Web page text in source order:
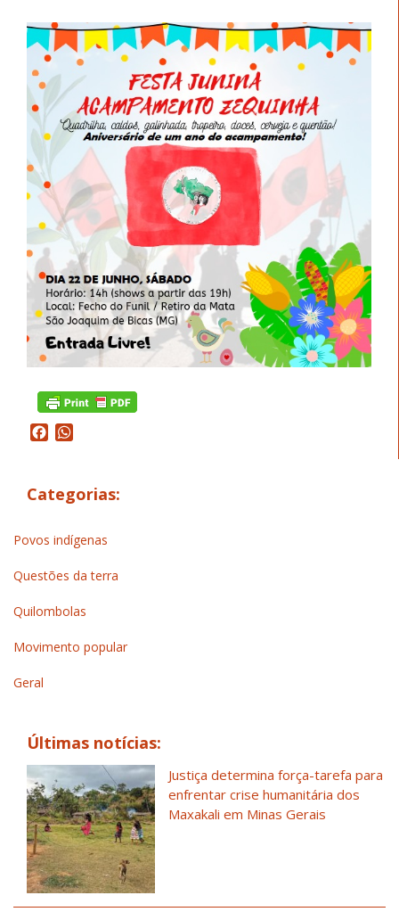
Facebook
Categorias:
Povos indígenas
Questões da terra
Quilombolas
Movimento popular
Geral
Últimas notícias:
Justiça determina força-tarefa para
enfrentar crise humanitária dos
Maxakali em Minas Gerais